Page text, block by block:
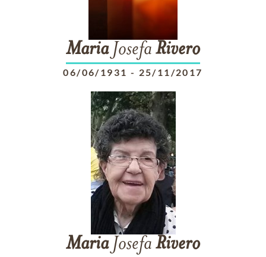
MariaJosefa Rivero
06/06/1931 - 25/11/2017
MariaJosefa Rivero